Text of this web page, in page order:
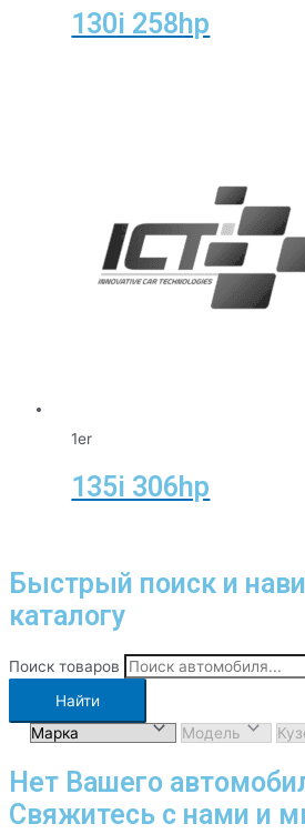
130i 258hp
1er
135i 306hp
Быстрый поиск и
каталогу
Поиск товаров
Найти
Нет Вашего
Свяжитесь с нами и